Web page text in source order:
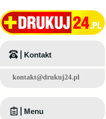
Kontakt
kontakt@drukuj24.pl
Menu